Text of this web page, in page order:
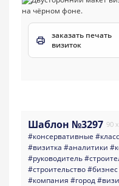
заказать печать
визиток
Шаблон №3297 90
#консервативные
#визитка #аналитики
#руководитель
#строительство#бизнес
#компания #город